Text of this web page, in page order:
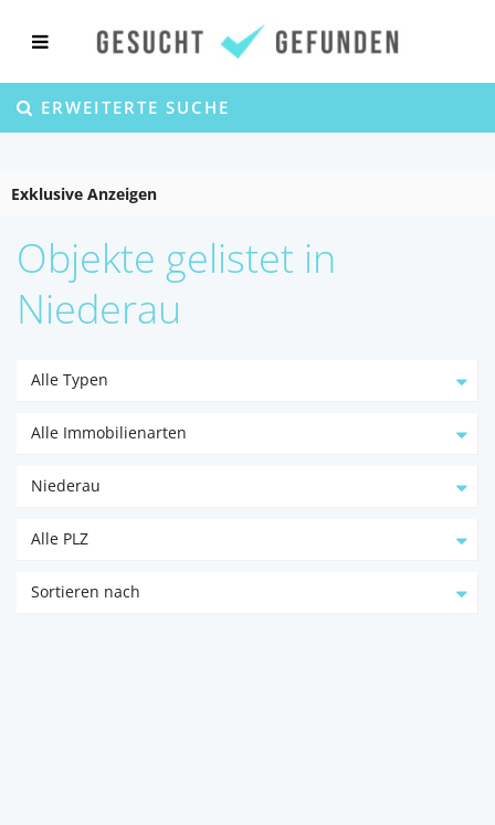
ERWEITERTE SUCHE
Exklusive Anzeigen
Objekte gelistet in
Niederau
Alle Typen
Alle Immobilienarten
Niederau
Alle PLZ
Sortieren nach